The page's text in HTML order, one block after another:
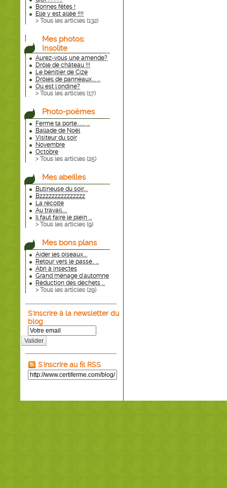
Bonnes fêtes !
Elle y est allée !!!!
> Tous les articles (132)
Mes photos:
Insolite
Aurez-vous une amende?
Drôle de château !!!
Le bénitier de Cize
Drôles de panneaux.... ...
Où est l'ondine?
> Tous les articles (17)
Photo-poèmes
Ferme ta porte........ ...
Ballade de Noël
Visiteur du soir
Novembre
Octobre
> Tous les articles (25)
Mes abeilles
Butineuse du soir....
Bzzzzzzzzzzzzzzz
La récolte
Au travail.....
Il faut faire le plein ...
> Tous les articles (9)
Mes bons plans
Aider les oiseaux....
Retour vers le passé.. ...
Abri à insectes
Grand ménage d'automne
Réduction des déchets ...
> Tous les articles (29)
S'inscrire à la newsletter du
blog
Valider
S'inscrire au fil RSS